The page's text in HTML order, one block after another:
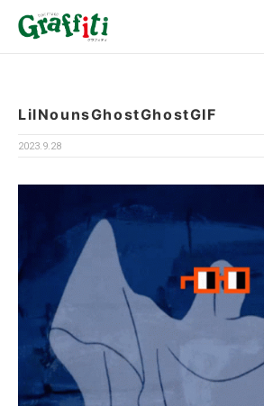
LilNounsGhostGhostGIF
2023.9.28